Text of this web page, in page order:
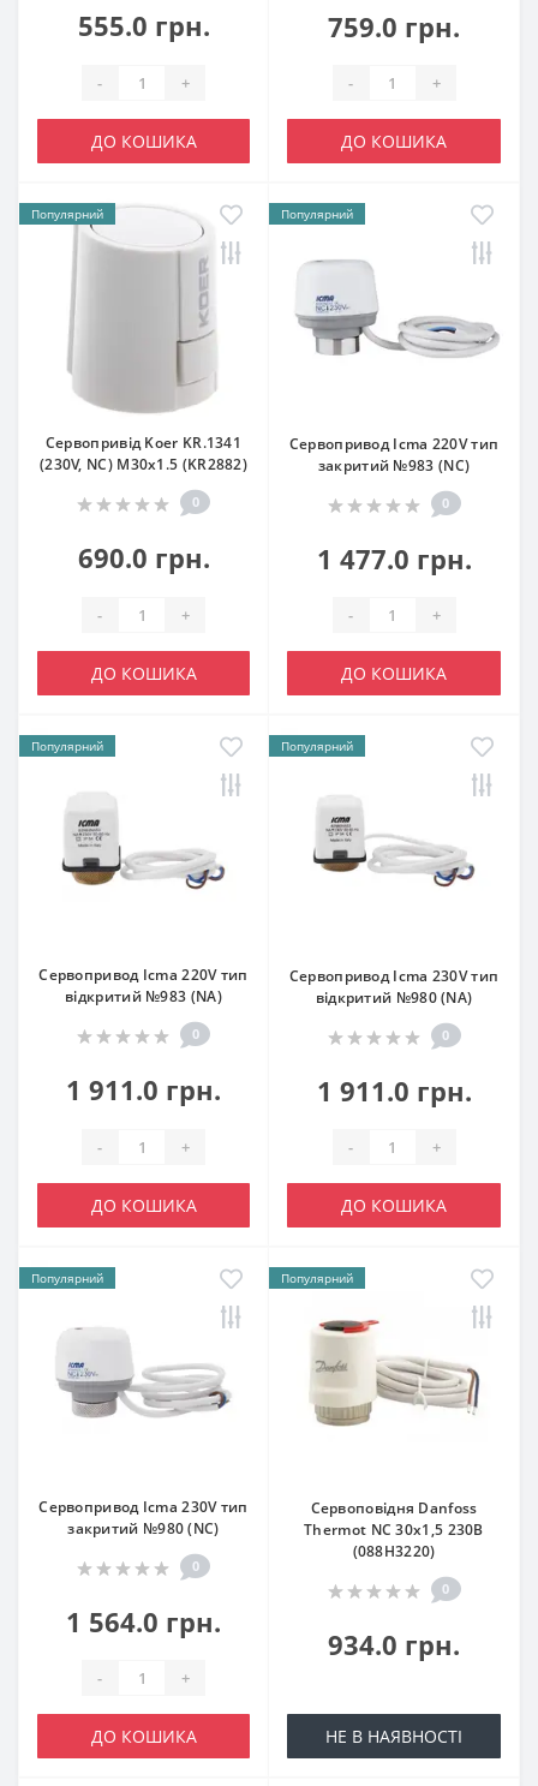
555.0 грн.
- +
ДО КОШИКА
759.0 грн.
- +
ДО КОШИКА
Популярний
Сервопривід Koer KR.1341
(230V, NC) M30x1.5 (KR2882)
0
690.0 грн.
- +
ДО КОШИКА
Популярний
Сервопривод Icma 220V тип
закритий №983 (NC)
0
1 477.0 грн.
- +
ДО КОШИКА
Популярний
Сервопривод Icma 220V тип
відкритий №983 (NA)
0
1 911.0 грн.
- +
ДО КОШИКА
Популярний
Сервопривод Icma 230V тип
відкритий №980 (NA)
0
1 911.0 грн.
- +
ДО КОШИКА
Популярний
Сервопривод Icma 230V тип
закритий №980 (NC)
0
1 564.0 грн.
- +
ДО КОШИКА
Популярний
Сервоповідня Danfoss
Thermot NC 30х1,5 230В
(088H3220)
0
934.0 грн.
НЕ В НАЯВНОСТІ